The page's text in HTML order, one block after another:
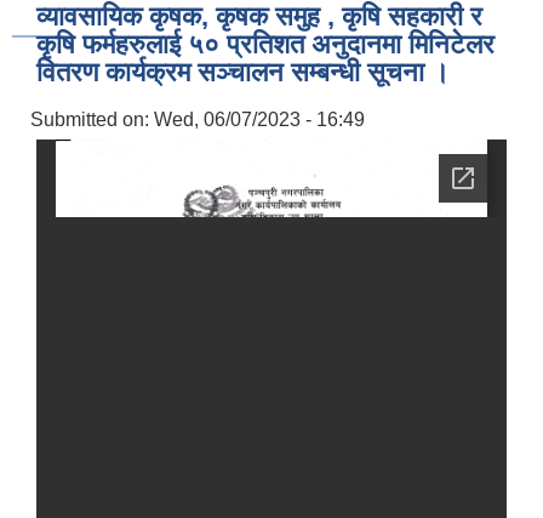
व्यावसायिक कृषक, कृषक समुह , कृषि सहकारी र
कृषि फर्महरुलाई ५० प्रतिशत अनुदानमा मिनिटेलर
वितरण कार्यक्रम सञ्चालन सम्बन्धी सूचना ।
Submitted on: Wed, 06/07/2023 - 16:49